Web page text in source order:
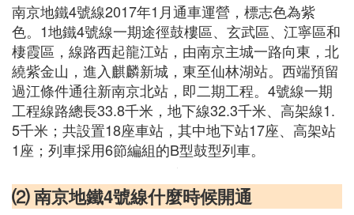
南京地鐵4號線2017年1月通車運營，標志色為紫
色。1地鐵4號線一期途徑鼓樓區、玄武區、江寧區和
棲霞區，線路西起龍江站，由南京主城一路向東，北
繞紫金山，進入麒麟新城，東至仙林湖站。西端預留
過江條件通往新南京北站，即二期工程。4號線一期
工程線路總長33.8千米，地下線32.3千米、高架線1.
5千米；共設置18座車站，其中地下站17座、高架站
1座；列車採用6節編組的B型鼓型列車。
⑵ 南京地鐵4號線什麼時候開通